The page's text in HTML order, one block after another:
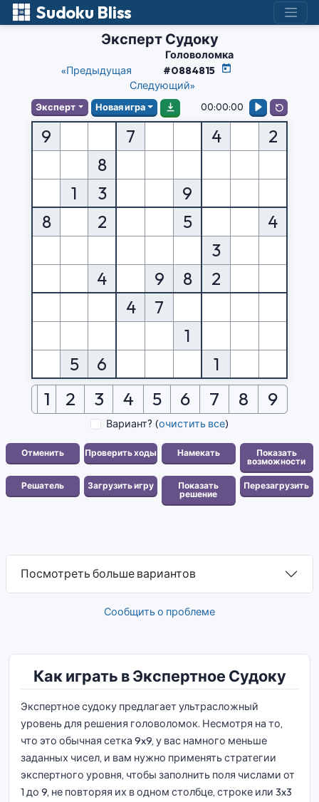
Sudoku Bliss
Эксперт Судоку
«Предыдущая
Головоломка
#0884815
Следующий»
Эксперт Новая игра 00:00:00
9 7 4
2
8
1
3
9
8
2 5
4
3
4
9 8
2
4
7
1
5
6 1
1 2 3 4 5 6 7 8 9
Вариант? (очистить все)
Посмотреть больше вариантов
Сообщить о проблеме
Как играть в Экспертное Судоку
Экспертное судоку предлагает ультрасложный
уровень для решения головоломок. Несмотря на то,
что это обычная сетка 9x9, у вас намного меньше
заданных чисел, и вам нужно применять стратегии
экспертного уровня, чтобы заполнить поля числами от
1 до 9, не повторяя их в одном столбце, строке или 3x3